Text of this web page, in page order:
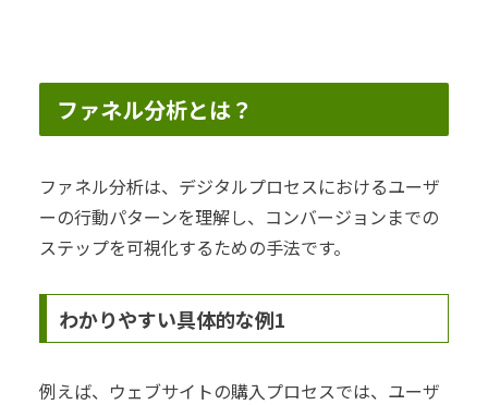
ファネル分析とは？
ファネル分析は、デジタルプロセスにおけるユーザ
ーの行動パターンを理解し、コンバージョンまでの
ステップを可視化するための手法です。
わかりやすい具体的な例1
例えば、ウェブサイトの購入プロセスでは、ユーザ